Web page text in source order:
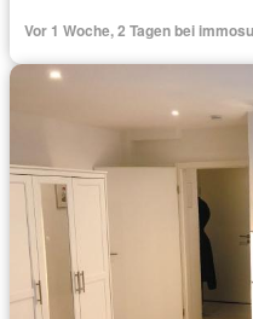
Vor 1 Woche, 2 Tagen bei